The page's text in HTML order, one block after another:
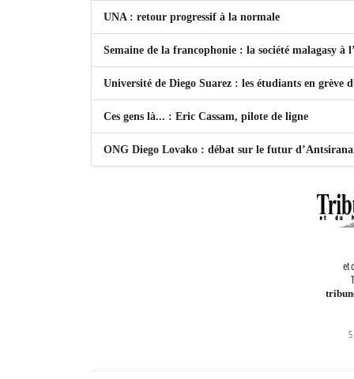
UNA : retour progressif à la normale
Semaine de la francophonie : la société malagasy à
Université de Diego Suarez : les étudiants en grève
Ces gens là... : Eric Cassam, pilote de ligne
ONG Diego Lovako : débat sur le futur
et